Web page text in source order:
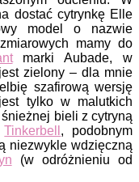
dostać cytrynkę Elle
model o nazwie
mamy do
marki Aubade, w
zielony – dla mnie
szafirową wersję
tylko w malutkich
bieli z cytryną
Tinkerbell , podobnym
niezwykle wdzięczną
(w odróżnieniu od